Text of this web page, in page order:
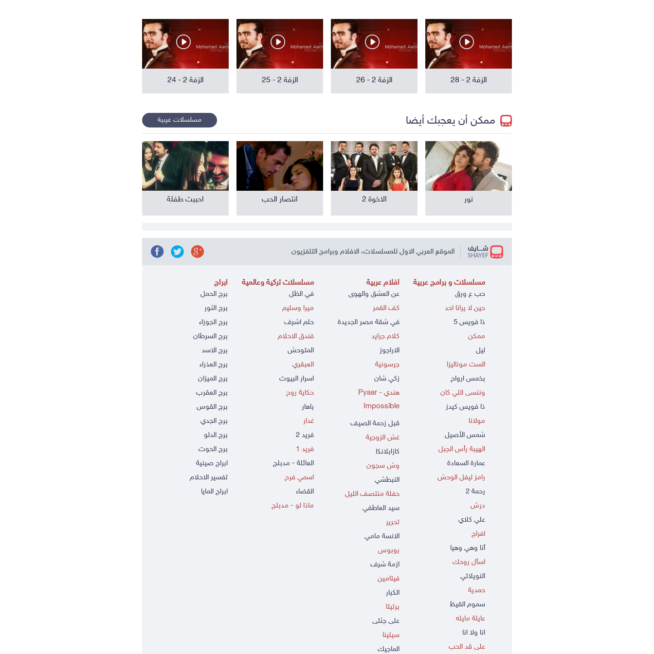
الزفة 2 - 28 الزفة 2 - 26 الزفة 2 - 25 الزفة 2 - 24
ممكن أن يعجبك أيضا مسلسلات عربية
نور الاخوة 2 انتصار الحب احببت طفلة
الموقع العربي الاول للمسلسلات، الافلام وبرامج التلفزيون
مسلسلات و برامج عربية
حب ع ورق
حين لا يرانا احد
ذا فويس 5
ممكن
ليل
الست موناليزا
بخمس ارواح
وننسى اللي كان
ذا فويس كيدز
مولانا
شمس الأصيل
الهيبة رأس الجبل
عمارة السعادة
رامز ليفل الوحش
رحمة 2
درش
علي كلاي
افراج
أنا وهي وهيا
اسأل روحك
النويلاتي
حمدية
سموم القيظ
عايلة مايله
انا ولا انا
على قد الحب
افلام عربية
عن العشق والهوى
كف القمر
في شقة مصر الجديدة
كلام جرايد
الاراجوز
جرسونية
زكي شان
هندي - Pyaar
Impossible
قبل زحمة الصيف
غش الزوجية
كازابلانكا
وش سجون
النبطشي
حفلة منتصف الليل
سيد العاطفي
تحرير
الانسة مامي
بوبوس
ازمة شرف
فيتامين
الكبار
برتيتا
على جثتى
سيلينا
الماجيك
مسلسلات تركية وعالمية
في الظل
ميرا وسليم
حلم اشرف
فندق الاحلام
المتوحش
العبقري
اسرار البيوت
حكاية روح
باهار
غدار
فريد 2
فريد 1
العائلة - مدبلج
اسمي فرح
القضاء
ماذا لو - مدبلج
ابراج
برج الحمل
برج الثور
برج الجوزاء
برج السرطان
برج الاسد
برج العذراء
برج الميزان
برج العقرب
برج القوس
برج الجدي
برج الدلو
برج الحوت
ابراج صينية
تفسير الاحلام
ابراج المايا